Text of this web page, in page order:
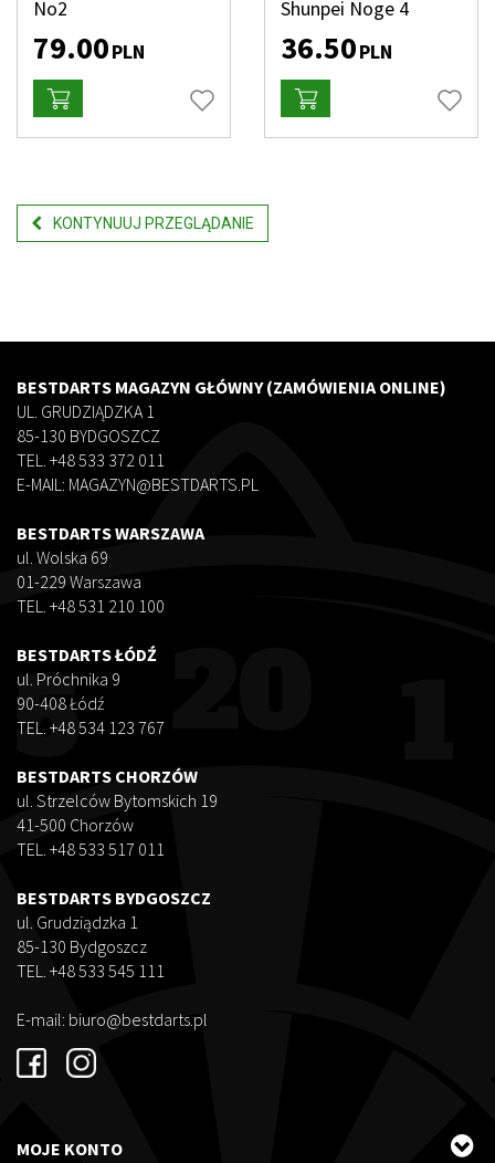
No2
79.00PLN
Shunpei Noge 4
36.50PLN
KONTYNUUJ PRZEGLĄDANIE
BESTDARTS MAGAZYN GŁÓWNY (ZAMÓWIENIA ONLINE)
UL. GRUDZIĄDZKA 1
85-130 BYDGOSZCZ
TEL. +48 533 372 011
E-MAIL: MAGAZYN@BESTDARTS.PL
BESTDARTS WARSZAWA
ul. Wolska 69
01-229 Warszawa
TEL. +48 531 210 100
BESTDARTS ŁÓDŹ
ul. Próchnika 9
90-408 Łódź
TEL. +48 534 123 767
BESTDARTS CHORZÓW
ul. Strzelców Bytomskich 19
41-500 Chorzów
TEL. +48 533 517 011
BESTDARTS BYDGOSZCZ
ul. Grudziądzka 1
85-130 Bydgoszcz
TEL. +48 533 545 111
E-mail: biuro@bestdarts.pl
MOJE KONTO